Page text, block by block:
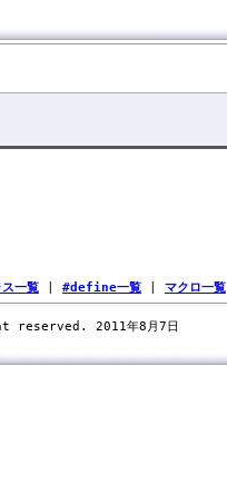
ス一覧 #define一覧 マクロ一覧
reserved. 2011年8月7日